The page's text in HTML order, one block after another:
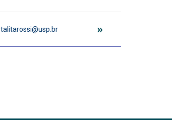
talitarossi@usp.br »